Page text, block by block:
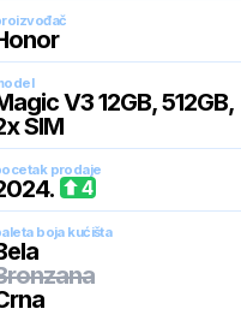
V3 12GB, 512GB,
SIM
prodaje
. 4
boja kućišta